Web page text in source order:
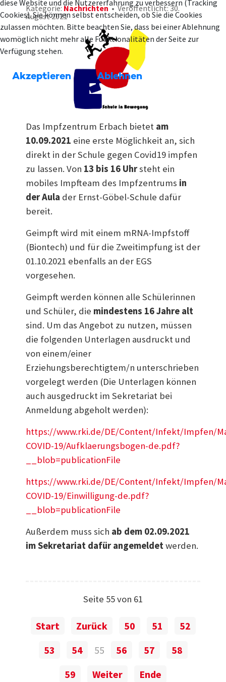
Kategorie: Nachrichten
Veröffentlicht: 30.
August 2021
Das Impfzentrum Erbach bietet am
10.09.2021 eine erste Möglichkeit an, sich
direkt in der Schule gegen Covid19 impfen
zu lassen. Von 13 bis 16 Uhrsteht ein
mobiles Impfteam des Impfzentrums in
der Aula der Ernst-Göbel-Schule dafür
bereit.
Geimpft wird mit einem mRNA-Impfstoff
(Biontech) und für die Zweitimpfung ist der
01.10.2021 ebenfalls an der EGS
vorgesehen.
Geimpft werden können alle Schülerinnen
und Schüler, die mindestens 16 Jahre alt
sind. Um das Angebot zu nutzen, müssen
die folgenden Unterlagen ausdruckt und
von einem/einer
Erziehungsberechtigtem/n unterschrieben
vorgelegt werden (Die Unterlagen können
auch ausgedruckt im Sekretariat bei
Anmeldung abgeholt werden):
https://www.rki.de/DE/Content/Infekt/Impfen/
COVID-19/Aufklaerungsbogen-de.pdf?
__blob=publicationFile
https://www.rki.de/DE/Content/Infekt/Impfen/
COVID-19/Einwilligung-de.pdf?
__blob=publicationFile
Außerdem muss sich ab dem 02.09.2021
im Sekretariat dafür angemeldetwerden.
Seite 55 von 61
Start Zurück 50 51
52
53
54 55 56 57
58
59
Weiter Ende
diese Website und die Nutzererfahrung zu verbessern (Tracking
Cookies). Sie können selbst entscheiden, ob Sie die Cookies
zulassen möchten. Bitte beachten Sie, dass bei einer Ablehnung
womöglich nicht mehr alle Funktionalitäten der Seite zur
Verfügung stehen.
Akzeptieren Ablehnen